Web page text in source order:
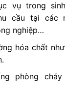
vụ trong
cầu tại các
nghiệp…
hóa chất
phòng cháy